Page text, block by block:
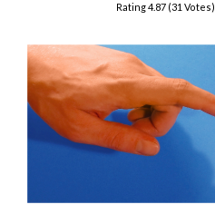
Rating 4.87 (31 Votes)